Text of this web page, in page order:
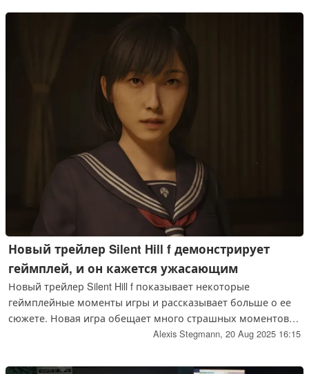
впечатлениям, на открытых пространствах частота кадров
Новый трейлер Silent Hill f демонстрирует
геймплей, и он кажется ужасающим
Новый трейлер Silent Hill f показывает некоторые
геймплейные моменты игры и рассказывает больше о ее
сюжете. Новая игра обещает много страшных моментов,
которые порадуют поклонников игр ужасов.
Alexis Stegmann, 20 Aug 2025 16:15